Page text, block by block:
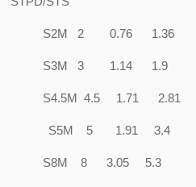
S2M 2 0.76 1.36
S3M 3 1.14 1.9
S4.5M 4.5 1.71 2.81
S5M 5 1.91 3.4
S8M 8 3.05 5.3